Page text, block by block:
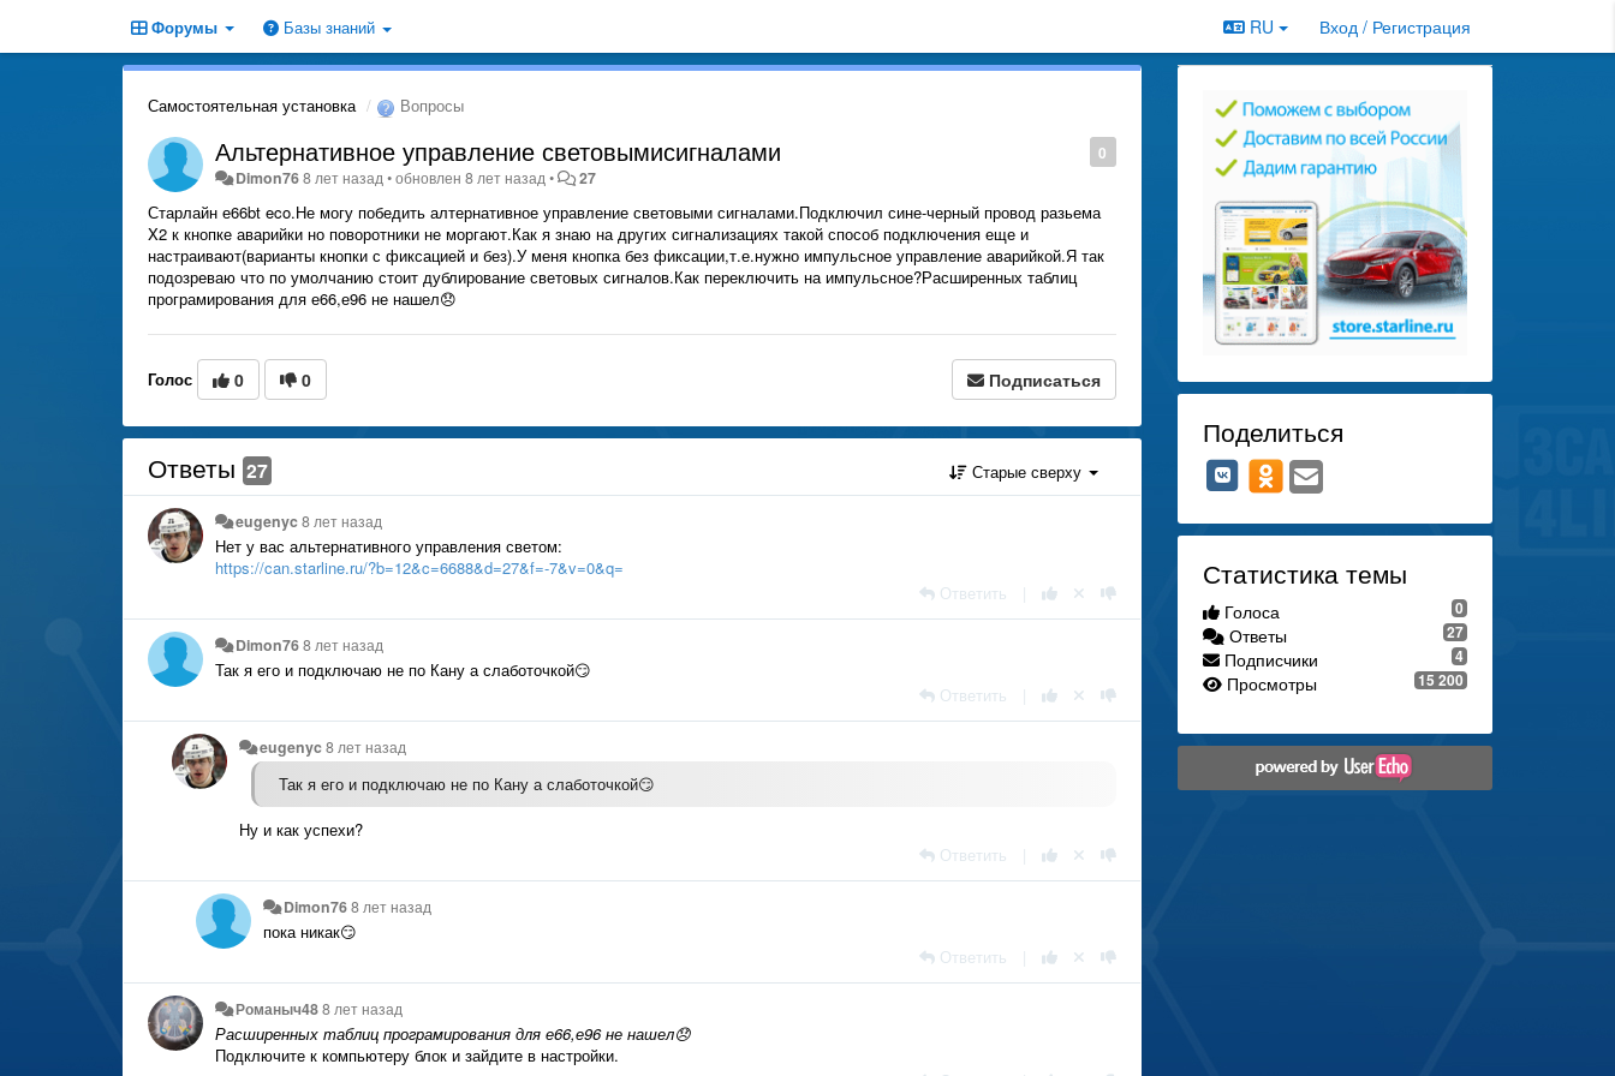
Форумы Базы знаний RU Вход / Регистрация
Самостоятельная установка Вопросы
0
Альтернативное управление световымисигналами
Dimon768 лет назад •обновлен8 лет назад • 27
Старлайн е66bt eco.Не могу победить алтернативное управление световыми сигналами.Подключил сине-черный провод разьема
X2 к кнопке аварийки но поворотники не моргают.Как я знаю на других сигнализациях такой способ подключения еще и
настраивают(варианты кнопки с фиксацией и без).У меня кнопка без фиксации,т.е.нужно импульсное управление аварийкой.Я так
подозреваю что по умолчанию стоит дублирование световых сигналов.Как переключить на импульсное?Расширенных таблиц
програмирования для е66,е96 не нашел😞
Голос 0 0 Подписаться
Ответы 27 Старые сверху
eugenyc8 лет назад
Нет у вас альтернативного управления светом:
https://can.starline.ru/?b=12&c=6688&d=27&f=-7&v=0&q=
Ответить
Dimon768 лет назад
Так я его и подключаю не по Кану а слаботочкой😏
Ответить
eugenyc8 лет назад
Так я его и подключаю не по Кану а слаботочкой😏
Ну и как успехи?
Ответить
Dimon768 лет назад
пока никак😏
Ответить
Романыч488 лет назад
Расширенных таблиц програмирования для е66,е96 не нашел😞
Подключите к компьютеру блок и зайдите в настройки.
Поделиться
Статистика темы
0
Голоса
27
Ответы
4
Подписчики
15 200
Просмотры